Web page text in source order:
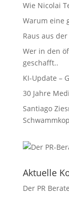
Wie Nicolai
Warum eine
Raus aus
Wer in den
geschafft..
KI-Update –
30 Jahre
Santiago
Aktuelle
Der PR